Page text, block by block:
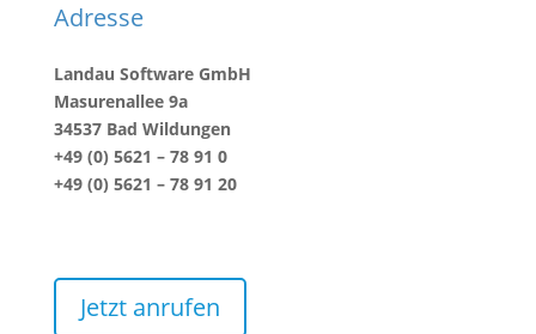
Adresse
Landau Software GmbH
Masurenallee 9a
34537 Bad Wildungen
+49 (0) 5621 – 78 91 0
+49 (0) 5621 – 78 91 20
Jetzt anrufen